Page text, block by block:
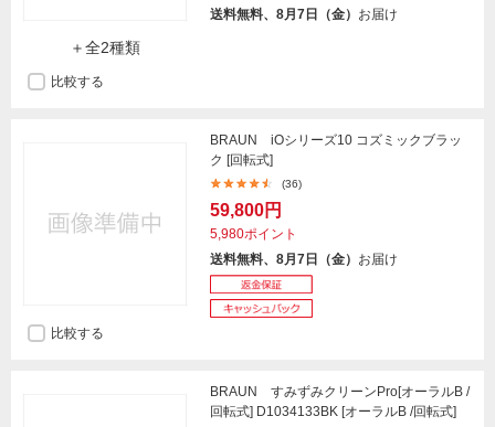
＋全2種類
送料無料、8月7日（金） お届け
比較する
BRAUN iOシリーズ10 コズミックブラッ
ク [回転式]
(36)
59,800円
5,980ポイント
送料無料、8月7日（金） お届け
比較する
BRAUN すみずみクリーンPro[オーラルB /
回転式] D1034133BK [オーラルB /回転式]